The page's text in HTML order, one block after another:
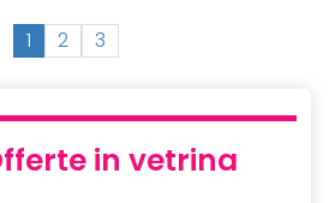
1
c
r
e
2 3
in vetrina